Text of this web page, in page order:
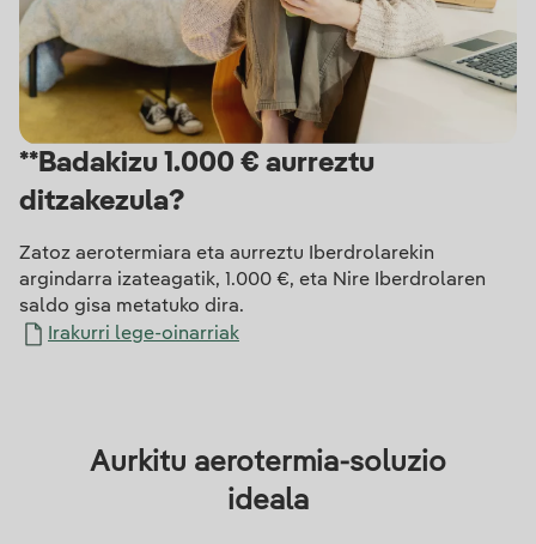
**Badakizu 1.000 € aurreztu
ditzakezula?
Zatoz aerotermiara eta aurreztu Iberdrolarekin
argindarra izateagatik, 1.000 €, eta Nire Iberdrolaren
saldo gisa metatuko dira.
Irakurri lege-oinarriak
Aurkitu aerotermia-soluzio
ideala